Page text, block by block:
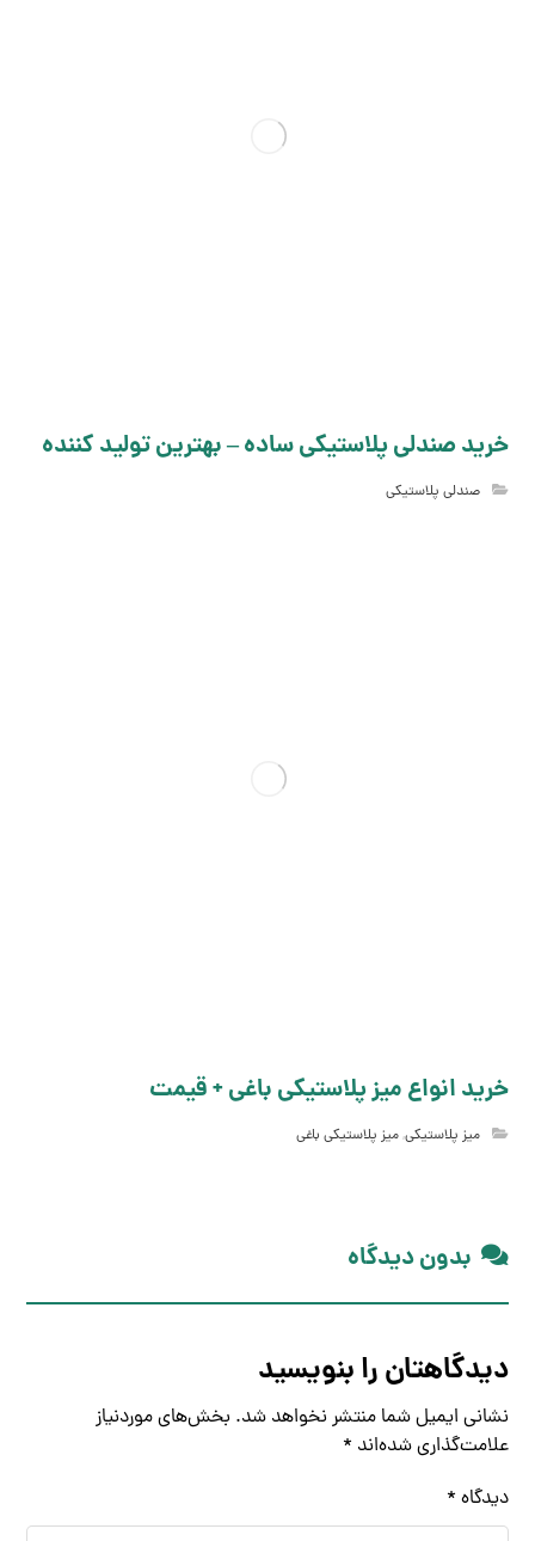
خرید صندلی پلاستیکی ساده – بهترین تولید کننده
صندلی پلاستیکی
خرید انواع میز پلاستیکی باغی + قیمت
میز پلاستیکی,میز پلاستیکی باغی
بدون دیدگاه
دیدگاهتان را بنویسید
نشانی ایمیل شما منتشر نخواهد شد. بخش‌های موردنیاز
علامت‌گذاری شده‌اند *
دیدگاه *